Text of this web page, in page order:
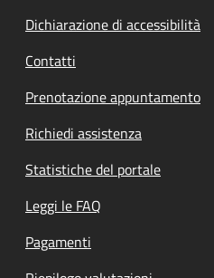
Dichiarazione di accessibilità
Contatti
Prenotazione appuntamento
Richiedi assistenza
Statistiche del portale
Leggi le FAQ
Pagamenti